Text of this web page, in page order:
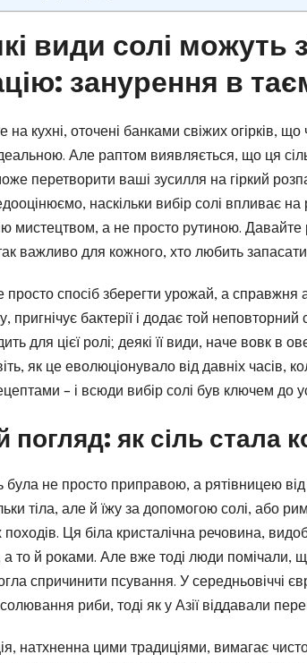
види солі можуть
занурення в
на кухні, оточені банками свіжих огірків,
Але раптом виявляється, що ця
перетворити ваші зусилля на гіркий
наскільки вибір солі впливає
мистецтвом, а не просто рутиною. Давайте
важливо для кожного, хто любить
спосіб зберегти урожай, а справжня
пригнічує бактерії і додає той
для цієї ролі; деякі її види, наче вовк в
як це еволюціонувало від давніх часів,
– і всюди вибір солі був ключем до
погляд: як сіль стала
була не просто приправою, а рятівницею від
тіла, але й їжу за допомогою солі, або
Ця біла кристалічна речовина,
а то й роками. Але вже тоді люди помічали,
спричинити псування. У середньовіччі
риби, тоді як у Азії віддавали
натхненна цими традиціями, вимагає